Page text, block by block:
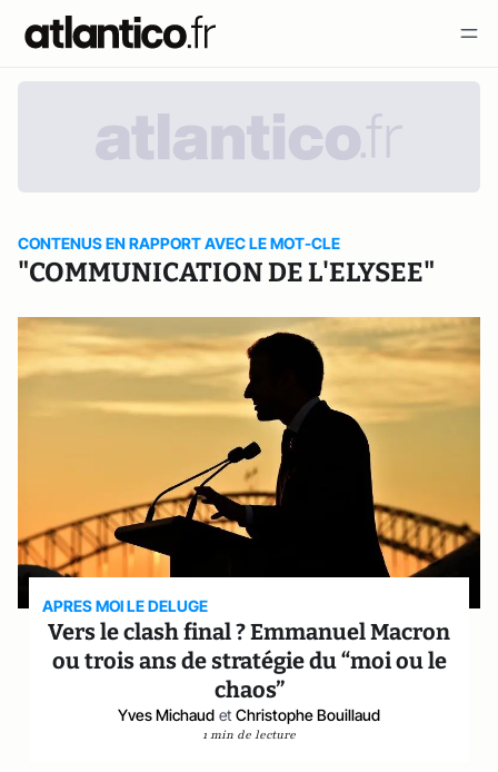
CONTENUS EN RAPPORT AVEC LE MOT-CLE
"COMMUNICATION DE L'ELYSEE"
APRES MOI LE DELUGE
Vers le clash final ? Emmanuel Macron
ou trois ans de stratégie du “moi ou le
chaos”
Yves Michaud et Christophe Bouillaud
1 min de lecture